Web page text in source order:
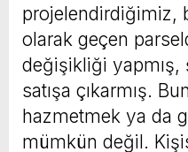
projelendirdiğimiz,
olarak geçen
değişikliği
satışa çıkarmış.
hazmetmek ya da
mümkün değil.